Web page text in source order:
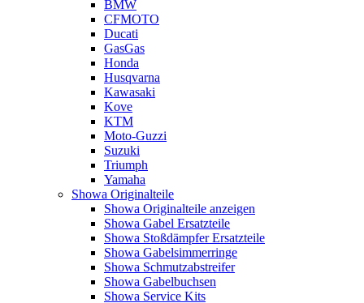
BMW
CFMOTO
Ducati
GasGas
Honda
Husqvarna
Kawasaki
Kove
KTM
Moto-Guzzi
Suzuki
Triumph
Yamaha
Showa Originalteile
Showa Originalteile anzeigen
Showa Gabel Ersatzteile
Showa Stoßdämpfer Ersatzteile
Showa Gabelsimmerringe
Showa Schmutzabstreifer
Showa Gabelbuchsen
Showa Service Kits